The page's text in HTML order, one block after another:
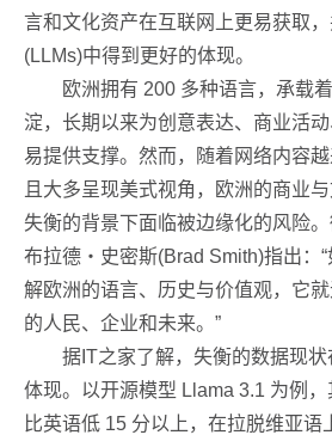
言和文化资产在互联网上更易获取
(LLMs)中得到更好的体现。
欧洲拥有 200 多种语言，承载着
淀，长期以来为创意表达、商业活
易提供支撑。然而，随着网络内容越
且大多呈现美式视角，欧洲的商业
失衡的背景下面临被边缘化的风险
布拉德・史密斯(Brad Smith)指出：
解欧洲的语言、历史与价值观，它
的人民、企业和未来。”
据IT之家了解，失衡的数据现状
体现。以开源模型 Llama 3.1 为例
比英语低 15 分以上，在拉脱维亚语